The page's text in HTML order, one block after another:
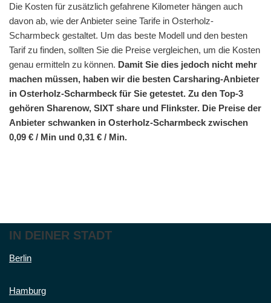
Die Kosten für zusätzlich gefahrene Kilometer hängen auch
davon ab, wie der Anbieter seine Tarife in Osterholz-
Scharmbeck gestaltet. Um das beste Modell und den besten
Tarif zu finden, sollten Sie die Preise vergleichen, um die Kosten
genau ermitteln zu können. Damit Sie dies jedoch nicht mehr
machen müssen, haben wir die besten Carsharing-Anbieter
in Osterholz-Scharmbeck für Sie getestet. Zu den Top-3
gehören Sharenow, SIXT share und Flinkster. Die Preise der
Anbieter schwanken in Osterholz-Scharmbeck zwischen
0,09 € / Min und 0,31 € / Min.
IN DEINER STADT
Berlin
Hamburg